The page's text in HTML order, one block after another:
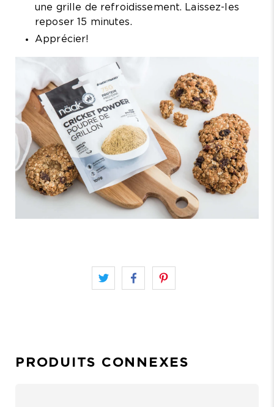
une grille de refroidissement. Laissez-les
reposer 15 minutes.
Apprécier!
PRODUITS CONNEXES